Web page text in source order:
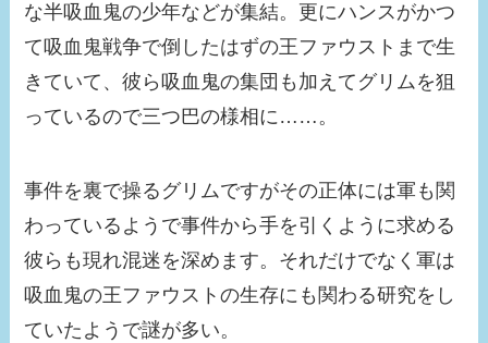
な半吸血鬼の少年などが集結。更にハンスがかつ
て吸血鬼戦争で倒したはずの王ファウストまで生
きていて、彼ら吸血鬼の集団も加えてグリムを狙
っているので三つ巴の様相に……。
事件を裏で操るグリムですがその正体には軍も関
わっているようで事件から手を引くように求める
彼らも現れ混迷を深めます。それだけでなく軍は
吸血鬼の王ファウストの生存にも関わる研究をし
ていたようで謎が多い。